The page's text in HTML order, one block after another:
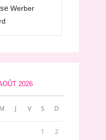
Werber
2026
M J V S D
1 2